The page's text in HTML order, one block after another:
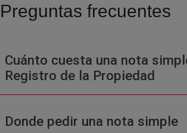
Preguntas frecuentes
Cuánto cuesta una nota
Registro de la Propiedad
Donde pedir una nota simple